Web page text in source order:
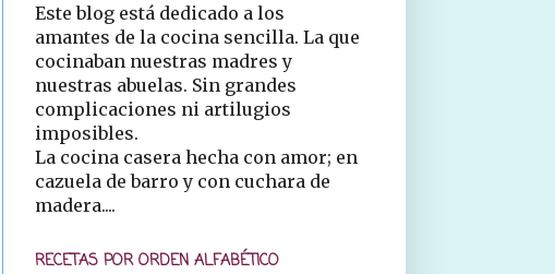
Este blog está dedicado a los
amantes de la cocina sencilla. La que
cocinaban nuestras madres y
nuestras abuelas. Sin grandes
complicaciones ni artilugios
imposibles.
La cocina casera hecha con amor; en
cazuela de barro y con cuchara de
madera....
RECETAS POR ORDEN ALFABÉTICO